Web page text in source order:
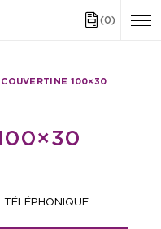
(0)
COUVERTINE 100×30
TÉLÉPHONIQUE